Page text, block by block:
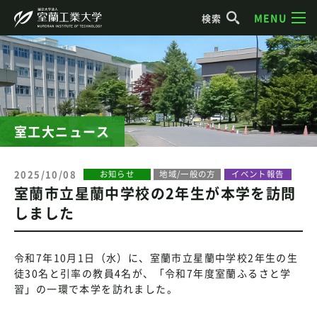
検索 MENU
室工大ニュース
2025/10/08 お知らせ 地域/一般の方 イベント報告
室蘭市立星蘭中学校の2年生が本学を訪問
しました
令和7年10月1日（水）に、室蘭市立星蘭中学校2年生の生
徒30名と引率の教員4名が、「令和7年度室蘭ふるさと学
習」の一環で本学を訪れました。